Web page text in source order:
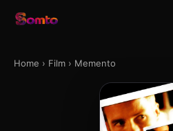
Home › Film › Memento